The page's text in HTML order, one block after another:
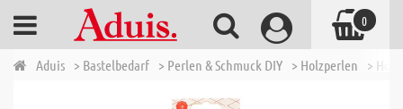
Aduis > Bastelbedarf > Perlen & Schmuck DIY > Holzperlen >
0